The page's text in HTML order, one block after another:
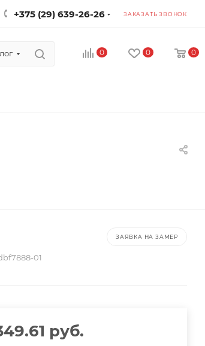
+375 (29) 639-26-26 ЗАКАЗАТЬ ЗВОНОК
0 0 0
ЗАЯВКА НА ЗАМЕР
01
руб.